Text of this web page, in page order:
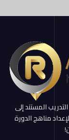
المستند إلى
مناهج الدورة